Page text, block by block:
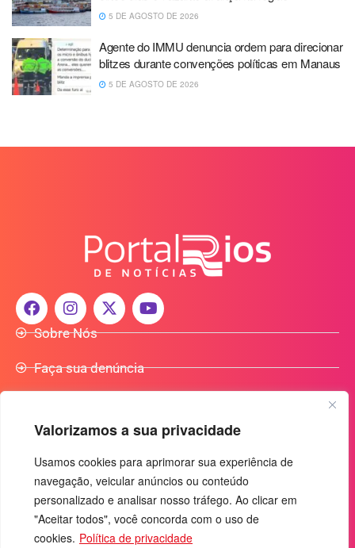
Valorizamos a sua privacidade
Usamos cookies para aprimorar sua experiência de
navegação, veicular anúncios ou conteúdo
personalizado e analisar nosso tráfego. Ao clicar em
"Aceitar todos", você concorda com o uso de
cookies. Política de privacidade
5 DE AGOSTO DE 2026
Agente do IMMU denuncia ordem para direcionar
blitzes durante convenções políticas em Manaus
5 DE AGOSTO DE 2026
Sobre Nós
Faça sua denúncia
Anuncie Conosco
+55 (92) 3085-7464
comercialradio95.7fm@gmail.com
Av. Rio Madeira, 444 - Nossa Sra. das Graças